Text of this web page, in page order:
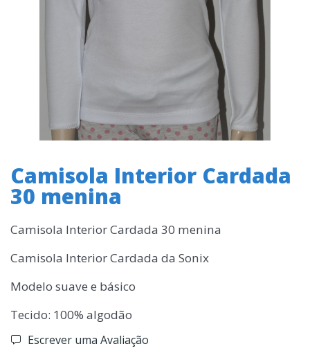
Camisola Interior Cardada
30 menina
Camisola Interior Cardada 30 menina
Camisola Interior Cardada da Sonix
Modelo suave e básico
Tecido: 100% algodão
Escrever uma Avaliação